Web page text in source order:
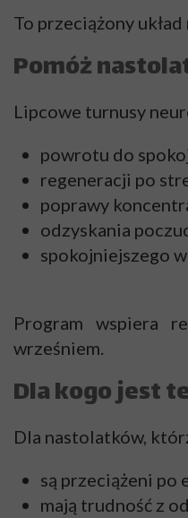
To przeciążony
Pomóż
Lipcowe turnusy
powrotu do
regeneracji po
poprawy
odzyskania
spokojniejszego
Program wspiera
wrześniem.
Dla kogo jest
Dla nastolatków,
są przeciążeni po
mają trudność z